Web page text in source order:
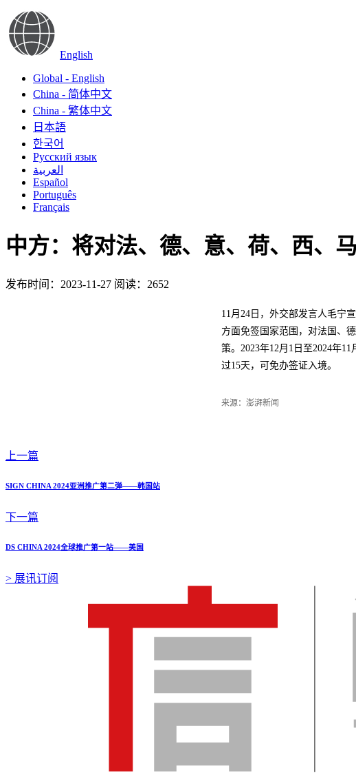
English
Global - English
China - 简体中文
China - 繁体中文
日本語
한국어
Русский язык
العربية
Español
Português
Français
中方：将对法、德、意、荷、西、
发布时间：2023-11-27 阅读：2652
11月24日，外交部发言人毛宁
方面免签国家范围，对法国、
策。2023年12月1日至2024年
过15天，可免办签证入境。
来源：澎湃新闻
上一篇
SIGN CHINA 2024亚洲推广第二弹——韩国站
下一篇
DS CHINA 2024全球推广第一站——美国
> 展讯订阅